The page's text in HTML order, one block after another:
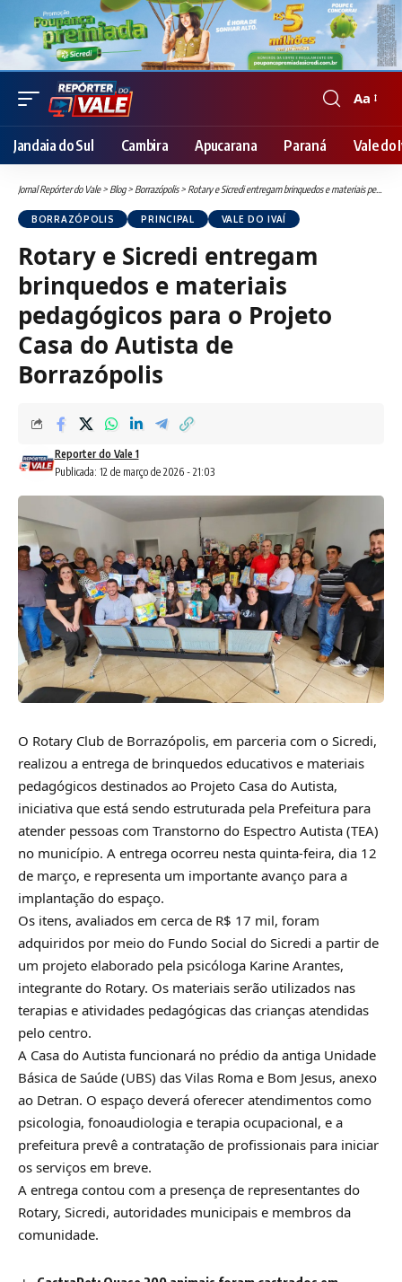
Font
Resizer
Aa
Jandaia do Sul Cambira Apucarana Paraná Vale do
Jornal Repórter do Vale> Blog> Borrazópolis> Rotary e Sicredi entregam brinquedos e materiais pedagógicos para o Projeto Casa do Autista de Borrazópolis
BORRAZÓPOLIS PRINCIPAL VALE DO IVAÍ
Rotary e Sicredi entregam
brinquedos e materiais
pedagógicos para o Projeto
Casa do Autista de
Borrazópolis
Publicada: 12 de março de 2026 - 21:03
Reporter do Vale 1
O Rotary Club de Borrazópolis, em parceria com o Sicredi,
realizou a entrega de brinquedos educativos e materiais
pedagógicos destinados ao Projeto Casa do Autista,
iniciativa que está sendo estruturada pela Prefeitura para
atender pessoas com Transtorno do Espectro Autista (TEA)
no município. A entrega ocorreu nesta quinta-feira, dia 12
de março, e representa um importante avanço para a
implantação do espaço.
Os itens, avaliados em cerca de R$ 17 mil, foram
adquiridos por meio do Fundo Social do Sicredi a partir de
um projeto elaborado pela psicóloga Karine Arantes,
integrante do Rotary. Os materiais serão utilizados nas
terapias e atividades pedagógicas das crianças atendidas
pelo centro.
A Casa do Autista funcionará no prédio da antiga Unidade
Básica de Saúde (UBS) das Vilas Roma e Bom Jesus, anexo
ao Detran. O espaço deverá oferecer atendimentos como
psicologia, fonoaudiologia e terapia ocupacional, e a
prefeitura prevê a contratação de profissionais para iniciar
os serviços em breve.
A entrega contou com a presença de representantes do
Rotary, Sicredi, autoridades municipais e membros da
comunidade.